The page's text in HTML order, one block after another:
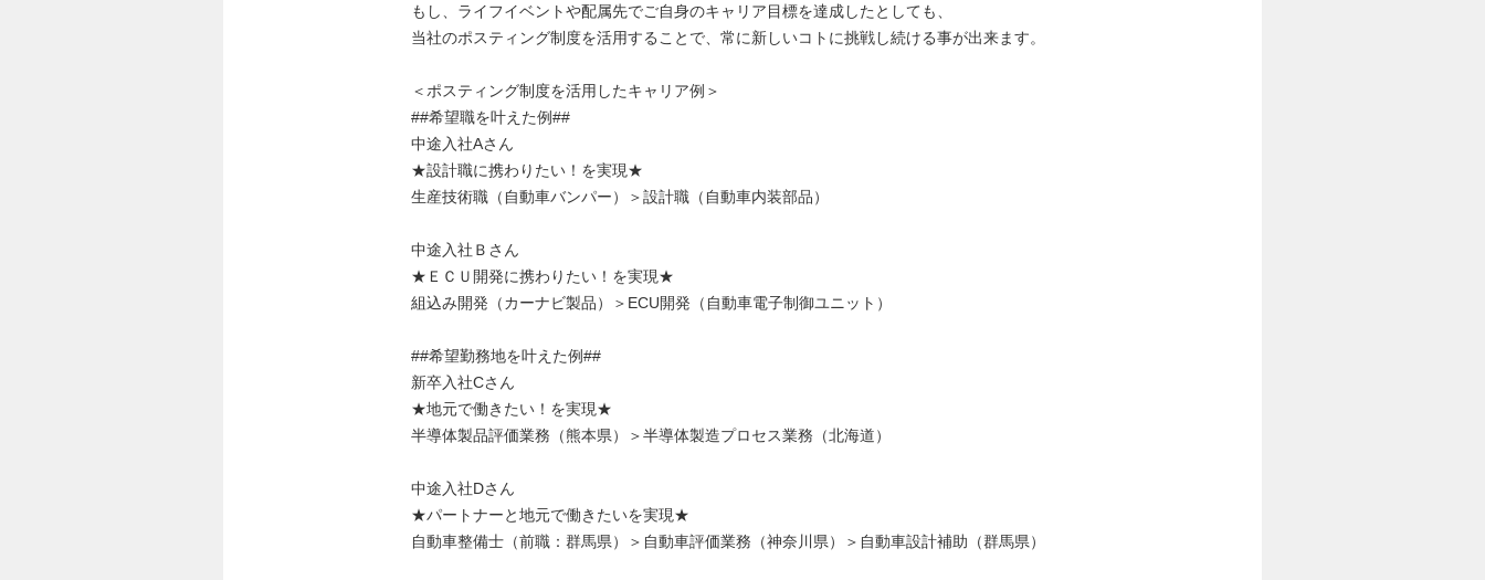
もし、ライフイベントや配属先でご自身のキャリア目標を達成したとしても、
当社のポスティング制度を活用することで、常に新しいコトに挑戦し続ける事が出来ます。
＜ポスティング制度を活用したキャリア例＞
##希望職を叶えた例##
中途入社Aさん
★設計職に携わりたい！を実現★
生産技術職（自動車バンパー）＞設計職（自動車内装部品）
中途入社Ｂさん
★ＥＣＵ開発に携わりたい！を実現★
組込み開発（カーナビ製品）＞ECU開発（自動車電子制御ユニット）
##希望勤務地を叶えた例##
新卒入社Cさん
★地元で働きたい！を実現★
半導体製品評価業務（熊本県）＞半導体製造プロセス業務（北海道）
中途入社Dさん
★パートナーと地元で働きたいを実現★
自動車整備士（前職：群馬県）＞自動車評価業務（神奈川県）＞自動車設計補助（群馬県）